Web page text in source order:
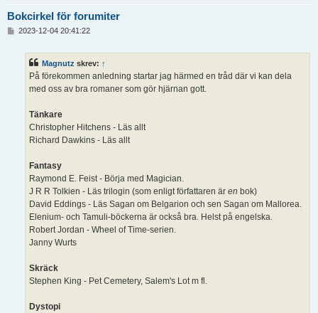
Bokcirkel för forumiter
2023-12-04 20:41:22
Magnutz skrev: ↑
På förekommen anledning startar jag härmed en tråd där vi kan dela
med oss av bra romaner som gör hjärnan gott.
Tänkare
Christopher Hitchens - Läs allt
Richard Dawkins - Läs allt
Fantasy
Raymond E. Feist - Börja med Magician.
J R R Tolkien - Läs trilogin (som enligt författaren är en bok)
David Eddings - Läs Sagan om Belgarion och sen Sagan om Mallorea.
Elenium- och Tamuli-böckerna är också bra. Helst på engelska.
Robert Jordan - Wheel of Time-serien.
Janny Wurts
Skräck
Stephen King - Pet Cemetery, Salem's Lot m fl.
Dystopi